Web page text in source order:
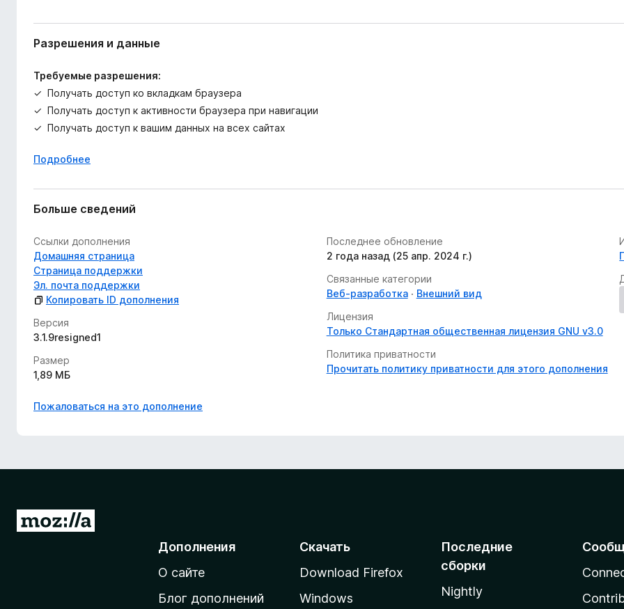
Разрешения и данные
Требуемые разрешения:
Получать доступ ко вкладкам браузера
Получать доступ к активности браузера при навигации
Получать доступ к вашим данных на всех сайтах
Подробнее
Больше сведений
Ссылки дополнения
Домашняя страница
Страница поддержки
Эл. почта поддержки
Копировать ID дополнения
Версия
3.1.9resigned1
Размер
1,89 МБ
Последнее обновление
2 года назад (25 апр. 2024 г.)
Связанные категории
Веб-разработка
Внешний вид
Лицензия
Только Стандартная общественная лицензия GNU v3.0
Политика приватности
Прочитать политику приватности для этого дополнения
Пожаловаться на это дополнение
П
Дополнения
О сайте
Блог дополнений
Скачать
Download Firefox
Windows
Последние
сборки
Nightly